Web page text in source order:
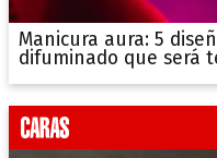
Manicura aura: 5
difuminado que será